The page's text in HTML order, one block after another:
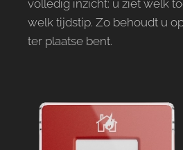
volledig inzicht: u ziet welk
welk tijdstip. Zo behoudt u
ter plaatse bent.